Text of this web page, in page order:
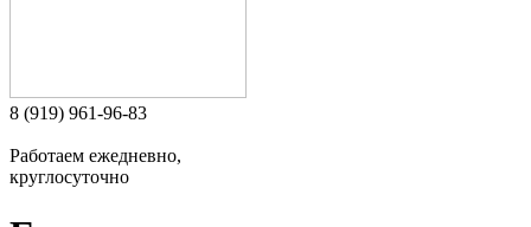
8 (919) 961-96-83
Работаем ежедневно,
круглосуточно